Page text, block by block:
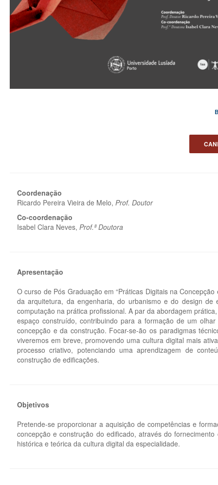
Coordenação
Ricardo Pereira Vieira de Melo, Prof. Doutor
Co-coordenação
Isabel Clara Neves, Prof.ª Doutora
Apresentação
O curso de Pós Graduação em “Práticas Digitais na
da arquitetura, da engenharia, do urbanismo e do design
computação na prática profissional. A par da abordagem
espaço construído, contribuindo para a formação de um
concepção e da construção. Focar-se-ão os paradigmas
viveremos em breve, promovendo uma cultura digital mais
processo criativo, potenciando uma aprendizagem de
construção de edificações.
Objetivos
Pretende-se proporcionar a aquisição de competências e
concepção e construção do edificado, através do
histórica e teórica da cultura digital da especialidade.